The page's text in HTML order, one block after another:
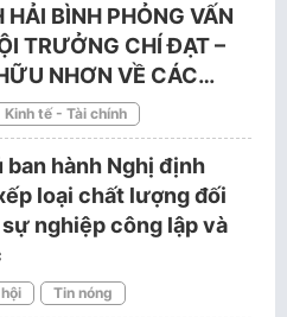
HẢI BÌNH PHỎNG VẤN
TRƯỞNG CHÍ ĐẠT –
NHƠN VỀ CÁC…
Kinh tế - Tài chính
ban hành Nghị định
loại chất lượng đối
nghiệp công lập và
Tin nóng